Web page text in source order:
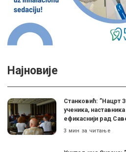
Најновије
Станковић: ”Нацрт
ученика,
ефикаснији рад
3 мин за читање